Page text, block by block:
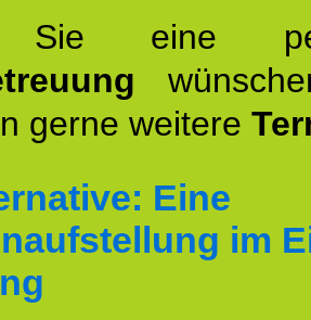
Sie eine
gerne weitere
Eine
im